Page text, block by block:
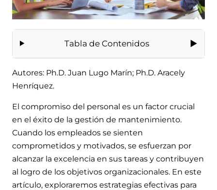
Tabla de Contenidos
Autores: Ph.D. Juan Lugo Marín; Ph.D. Aracely
Henríquez.
El compromiso del personal es un factor crucial
en el éxito de la gestión de mantenimiento.
Cuando los empleados se sienten
comprometidos y motivados, se esfuerzan por
alcanzar la excelencia en sus tareas y contribuyen
al logro de los objetivos organizacionales. En este
artículo, exploraremos estrategias efectivas para